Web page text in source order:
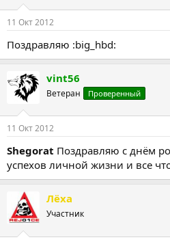
11 Окт 2012
Поздравляю :big_hbd:
vint56
Ветеран Проверенный
11 Окт 2012
Shegorat Поздравляю с днём
успехов личной жизни и все
Лёха
Участник